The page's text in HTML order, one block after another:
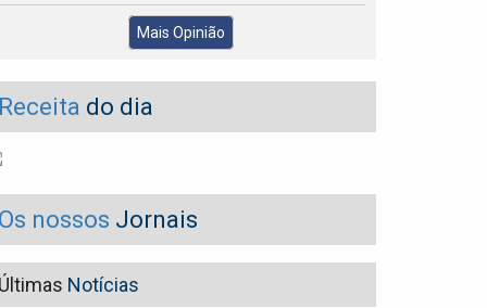
Mais Opinião
do dia
nossos Jornais
Notícias